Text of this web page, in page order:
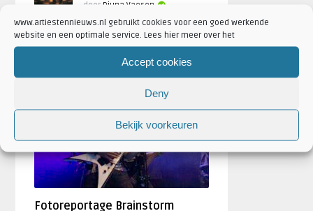
www.artiestennieuws.nl gebruikt cookies voor een goed werkende
website en een optimale service. Lees hier meer over het
Accept cookies
Deny
Bekijk voorkeuren
door Djuna Vaesen
FEATURED
Fotoreportage Brainstorm